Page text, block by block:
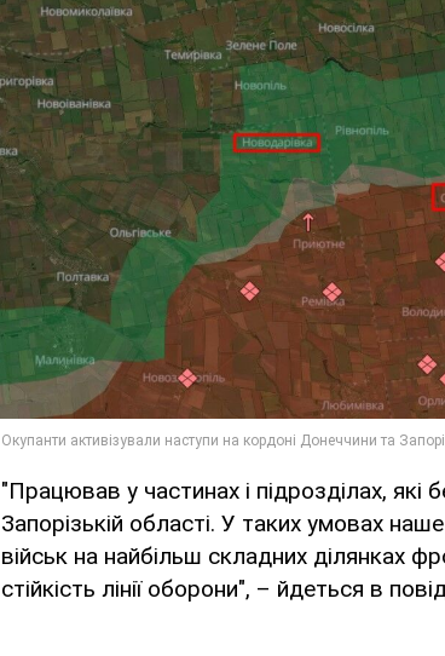
"Працював у частинах і підрозділах, які
Запорізькій області. У таких умовах
військ на найбільш складних ділянках
стійкість лінії оборони", – йдеться в